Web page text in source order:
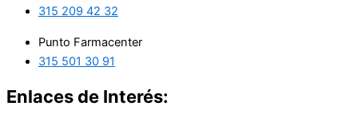
315 209 42 32
Punto Farmacenter
315 501 30 91
Enlaces de Interés: